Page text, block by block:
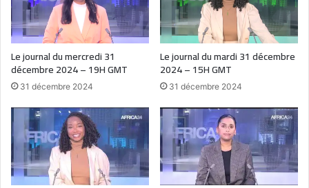
Le journal du mercredi 31
décembre 2024 – 19H GMT
31 décembre 2024
Le journal du mardi 31 décembre
2024 – 15H GMT
31 décembre 2024